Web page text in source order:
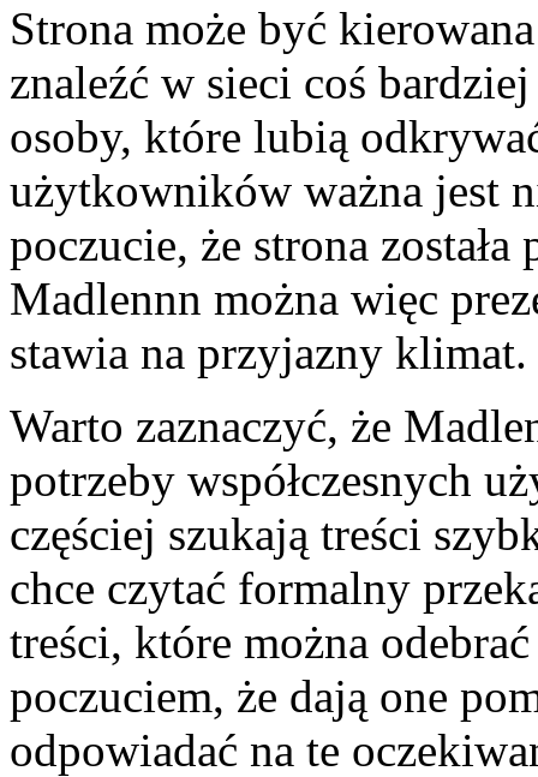
Strona może być
znaleźć w sieci coś
osoby, które lubią
użytkowników ważna jest
poczucie, że strona
Madlennn można więc
stawia na przyjazny klimat.
Warto zaznaczyć, że
potrzeby współczesnych
częściej szukają treści
chce czytać formalny
treści, które można
poczuciem, że dają one
odpowiadać na te